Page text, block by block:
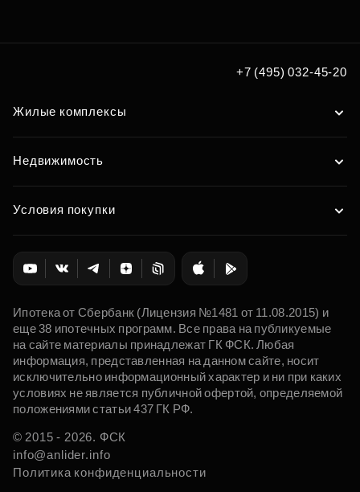
+7 (495) 032-45-20
Жилые комплексы
Недвижимость
Условия покупки
Ипотека от Сбербанк (Лицензия №1481 от 11.08.2015) и
еще 38 ипотечных программ. Все права на публикуемые
на сайте материалы принадлежат ГК ФСК. Любая
информация, представленная на данном сайте, носит
исключительно информационный характер и ни при каких
условиях не является публичной офертой, определяемой
положениями статьи 437 ГК РФ.
© 2015 - 2026. ФСК
info@anlider.info
Политика конфиденциальности